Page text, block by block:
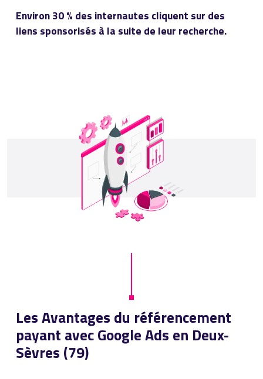
Environ 30 % des internautes cliquent sur des
liens sponsorisés à la suite de leur recherche.
Les Avantages du référencement
payant avec Google Ads en Deux-
Sèvres (79)